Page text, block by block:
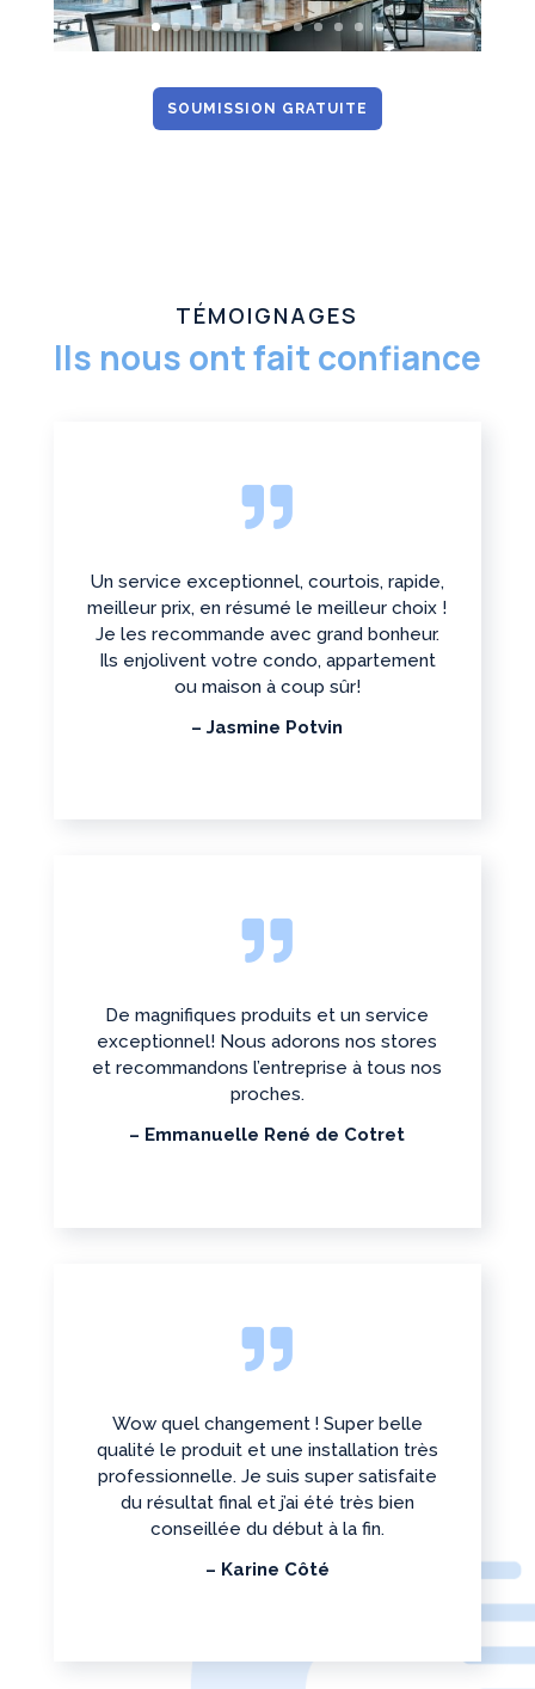
SOUMISSION GRATUITE
TÉMOIGNAGES
Ils nous ont fait confiance

Un service exceptionnel, courtois, rapide,
meilleur prix, en résumé le meilleur choix !
Je les recommande avec grand bonheur.
Ils enjolivent votre condo, appartement
ou maison à coup sûr!
– Jasmine Potvin

De magnifiques produits et un service
exceptionnel! Nous adorons nos stores
et recommandons l’entreprise à tous nos
proches.
– Emmanuelle René de Cotret

Wow quel changement ! Super belle
qualité le produit et une installation très
professionnelle. Je suis super satisfaite
du résultat final et j’ai été très bien
conseillée du début à la fin.
– Karine Côté